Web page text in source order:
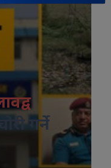
चोरी गर्ने